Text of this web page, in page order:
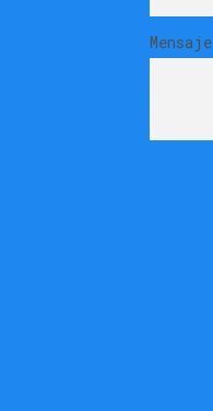
Mensaje